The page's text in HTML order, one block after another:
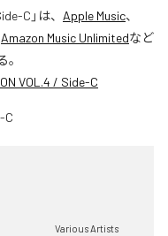
C 」は、 Apple Music、
Amazon Music Unlimitedなど
VOL.4 / Side-C
Various Artists